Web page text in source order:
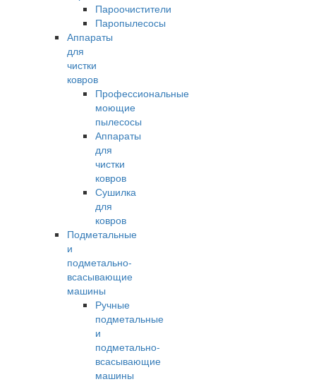
Пароочистители
Паропылесосы
Аппараты
для
чистки
ковров
Профессиональные
моющие
пылесосы
Аппараты
для
чистки
ковров
Сушилка
для
ковров
Подметальные
и
подметально-
всасывающие
машины
Ручные
подметальные
и
подметально-
всасывающие
машины